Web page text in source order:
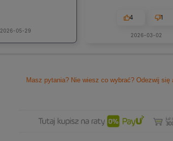
2026-05-29
jakieś problemy zawsze
Polecam z czystym
4 1
2026-03-02
Masz pytania? Nie wiesz co wybrać? Odezwij